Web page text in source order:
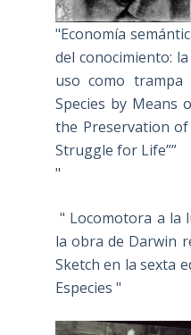
"Economía
del conocimiento:
uso como
Species by Means
the Preservation of
Struggle for Life””
"
" Locomotora a la
la obra de Darwin
Sketch en la sexta
Especies "